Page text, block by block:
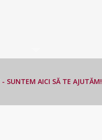
SUNTEM AICI SĂ TE AJUTĂM!